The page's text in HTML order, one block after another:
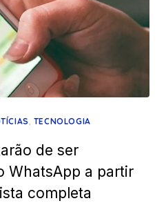
, TECNOLOGIA
de ser
WhatsApp a partir
completa